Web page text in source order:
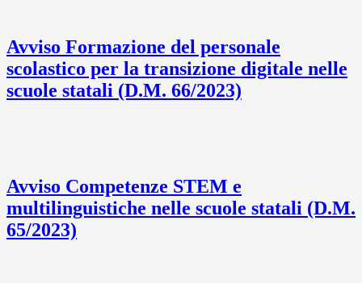
Avviso Formazione del personale
scolastico per la transizione digitale nelle
scuole statali (D.M. 66/2023)
Avviso Competenze STEM e
multilinguistiche nelle scuole statali (D.M.
65/2023)